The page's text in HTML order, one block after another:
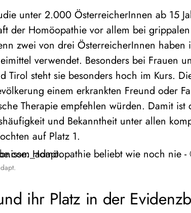
unter 2.000 ÖsterreicherInnen ab 15
der Homöopathie vor allem bei
zwei von drei ÖsterreicherInnen haben
verwendet. Besonders bei Frauen
Tirol steht sie besonders hoch im Kurs.
einem erkrankten Freund oder
Therapie empfehlen würden. Damit ist
und Bekanntheit unter allen
auf Platz 1.
ihr Platz in der